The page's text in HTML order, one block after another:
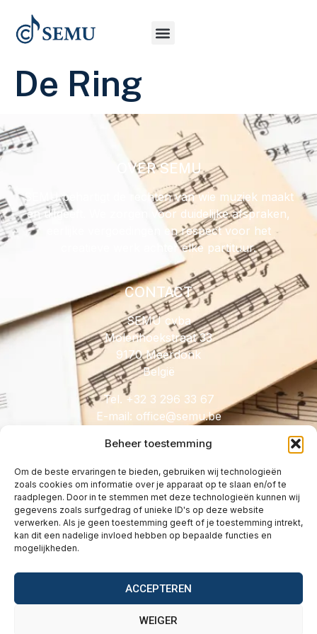
Beheer toestemming
Om de beste ervaringen te bieden, gebruiken wij technologieën
zoals cookies om informatie over je apparaat op te slaan en/of te
raadplegen. Door in te stemmen met deze technologieën kunnen wij
gegevens zoals surfgedrag of unieke ID's op deze website
verwerken. Als je geen toestemming geeft of je toestemming intrekt,
kan dit een nadelige invloed hebben op bepaalde functies en
mogelijkheden.
ACCEPTEREN
WEIGER
De Ring
OVER SEMU
SEMU behartigt de rechten van wie muziek maakt
en uitgeeft. We zorgen voor duidelijke afspraken,
eerlijke vergoedingen en respect voor het
creatieve werk achter elke partituur.
CONTACT
SEMU cvba
Molenhoekstraat 33
9170 Meerdonk
België
Tel. +32 3 296 33 67
E-mail:
eb.umes
@eciffo
HANDIG
Licenties
Tarieven
Wetgeving
Vragen
Contact